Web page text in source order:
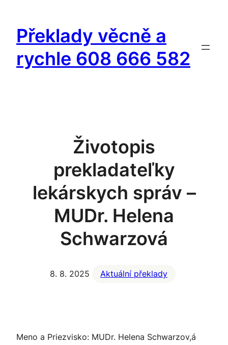
obsahPřeklady věcně a
rychle 608 666 582
Životopis
prekladateľky
lekárskych správ –
MUDr. Helena
Schwarzová
8. 8. 2025 Aktuální překlady
Meno a Priezvisko: MUDr. Helena Schwarzov,á